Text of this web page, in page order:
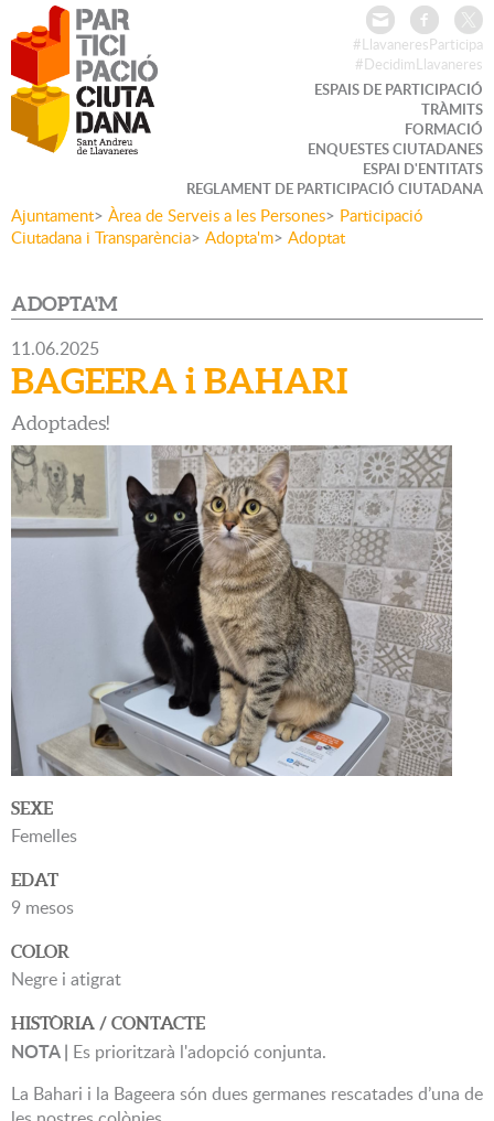
#LlavaneresParticipa
#DecidimLlavaneres
ESPAIS DE PARTICIPACIÓ
TRÀMITS
FORMACIÓ
ENQUESTES CIUTADANES
ESPAI D'ENTITATS
REGLAMENT DE PARTICIPACIÓ CIUTADANA
Ajuntament> Àrea de Serveis a les Persones> Participació
Ciutadana i Transparència> Adopta'm> Adoptat
ADOPTA'M
11.06.2025
BAGEERA i BAHARI
Adoptades!
SEXE
Femelles
EDAT
9 mesos
COLOR
Negre i atigrat
HISTÒRIA / CONTACTE
NOTA | Es prioritzarà l'adopció conjunta.
La Bahari i la Bageera són dues germanes rescatades d’una de